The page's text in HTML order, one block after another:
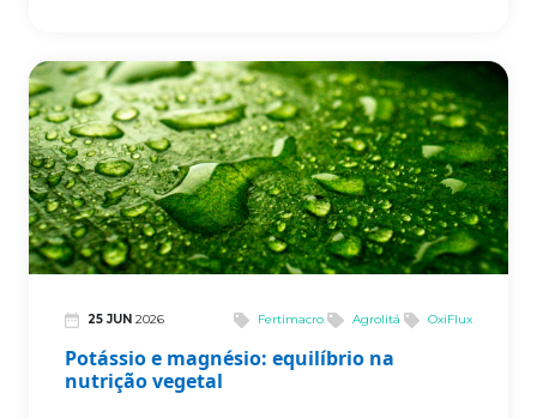
25 JUN 2026 Fertimacro Agrolitá OxiFlux
Potássio e magnésio: equilíbrio na
nutrição vegetal